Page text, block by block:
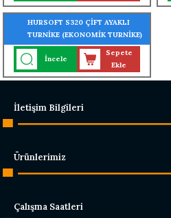
HURSOFT S320 ÇİFT AYAKLI
TURNİKE (EKONOMİK TURNİKE)
(304 KALİTE PASLANMAZ ÇELİK)
İncele
Sepete
Ekle
İletişim Bilgileri
Ürünlerimiz
Çalışma Saatleri